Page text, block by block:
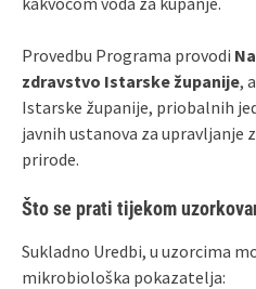
Provedbu Programa provodi
zdravstvo Istarske županije,
Istarske županije, priobalnih
javnih ustanova za upravljanje
prirode.
Što se prati tijekom
Sukladno Uredbi, u uzorcima
mikrobiološka pokazatelja: